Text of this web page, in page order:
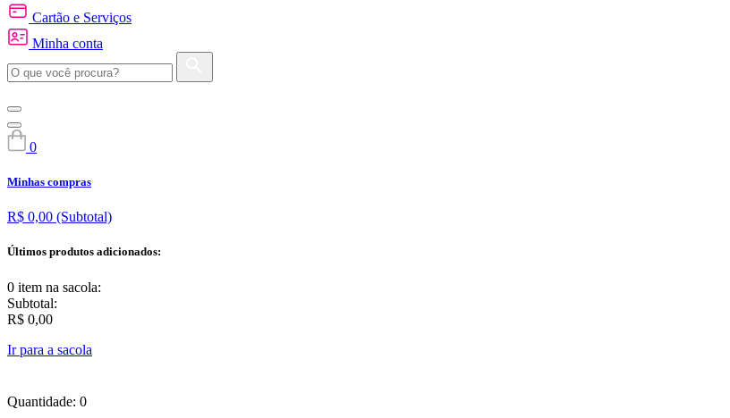
Cartão e Serviços
Minha conta
0
Minhas compras
R$ 0,00 (Subtotal)
Últimos produtos adicionados:
0 item na sacola:
Subtotal:
R$ 0,00
Ir para a sacola
Quantidade: 0